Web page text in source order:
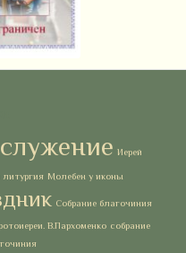
Иерей
Молебен у иконы
Собрание благочиния
В.Пархоменко собрание